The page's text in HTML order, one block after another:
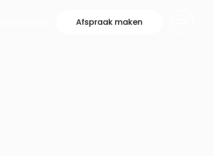
Afspraak maken